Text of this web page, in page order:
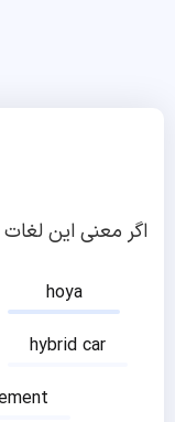
اگر معنی این
hoya
hybrid car